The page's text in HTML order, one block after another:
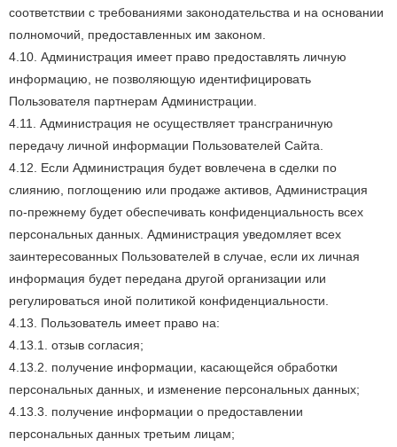
соответствии с требованиями законодательства и на основании
полномочий, предоставленных им законом.
4.10. Администрация имеет право предоставлять личную
информацию, не позволяющую идентифицировать
Пользователя партнерам Администрации.
4.11. Администрация не осуществляет трансграничную
передачу личной информации Пользователей Сайта.
4.12. Если Администрация будет вовлечена в сделки по
слиянию, поглощению или продаже активов, Администрация
по-прежнему будет обеспечивать конфиденциальность всех
персональных данных. Администрация уведомляет всех
заинтересованных Пользователей в случае, если их личная
информация будет передана другой организации или
регулироваться иной политикой конфиденциальности.
4.13. Пользователь имеет право на:
4.13.1. отзыв согласия;
4.13.2. получение информации, касающейся обработки
персональных данных, и изменение персональных данных;
4.13.3. получение информации о предоставлении
персональных данных третьим лицам;